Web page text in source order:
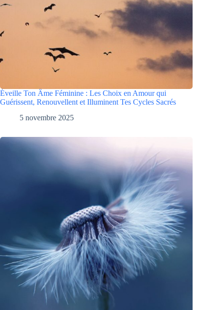
Éveille Ton Âme Féminine : Les Choix en Amour qui
Guérissent, Renouvellent et Illuminent Tes Cycles Sacrés
5 novembre 2025